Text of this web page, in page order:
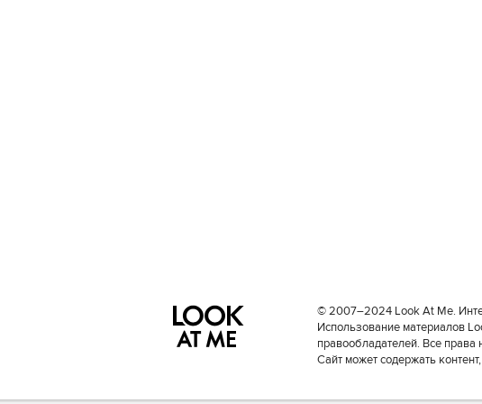
© 2007–2024 Look At Me.
Использование материалов
правообладателей. Все права
Сайт может содержать